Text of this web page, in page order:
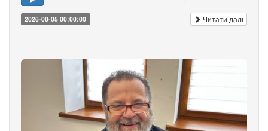
2026-08-05 00:00:00 Читати далі